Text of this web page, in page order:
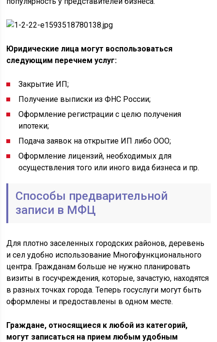
Юридические лица могут воспользоваться
следующим перечнем услуг:
Закрытие ИП;
Получение выписки из ФНС России;
Оформление регистрации с целю получения
ипотеки;
Подача заявок на открытие ИП либо ООО;
Оформление лицензий, необходимых для
осуществления того или иного вида бизнеса и пр.
Способы предварительной
записи в МФЦ
Для плотно заселенных городских районов, деревень
и сел удобно использование Многофункционального
центра. Гражданам больше не нужно планировать
визиты в госучреждения, которые, зачастую, находятся
в разных точках города. Теперь госуслуги могут быть
оформлены и предоставлены в одном месте.
Граждане, относящиеся к любой из категорий,
могут записаться на прием любым удобным